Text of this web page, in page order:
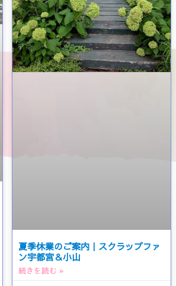
夏季休業のご案内｜スクラップファ
ン宇都宮＆小山
続きを読む »